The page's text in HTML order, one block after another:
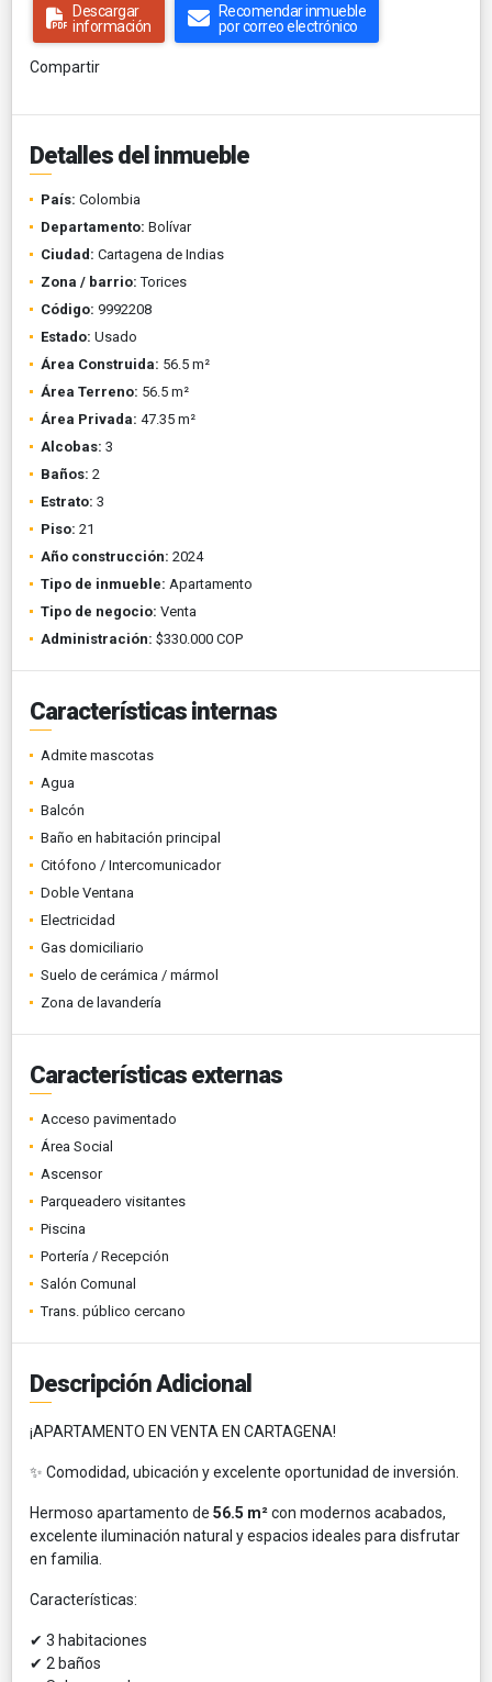
Descargar
información
Recomendar inmueble
por correo electrónico
Compartir
Detalles del inmueble
País: Colombia
Departamento: Bolívar
Ciudad: Cartagena de Indias
Zona / barrio: Torices
Código: 9992208
Estado: Usado
Área Construida: 56.5 m²
Área Terreno: 56.5 m²
Área Privada: 47.35 m²
Alcobas: 3
Baños: 2
Estrato: 3
Piso: 21
Año construcción: 2024
Tipo de inmueble: Apartamento
Tipo de negocio: Venta
Administración: $330.000 COP
Características internas
Admite mascotas
Agua
Balcón
Baño en habitación principal
Citófono / Intercomunicador
Doble Ventana
Electricidad
Gas domiciliario
Suelo de cerámica / mármol
Zona de lavandería
Características externas
Acceso pavimentado
Área Social
Ascensor
Parqueadero visitantes
Piscina
Portería / Recepción
Salón Comunal
Trans. público cercano
Descripción Adicional
¡APARTAMENTO EN VENTA EN CARTAGENA!
✨ Comodidad, ubicación y excelente oportunidad de inversión.
Hermoso apartamento de 56.5 m²con modernos acabados,
excelente iluminación natural y espacios ideales para disfrutar
en familia.
Características:
✔ 3 habitaciones
✔ 2 baños